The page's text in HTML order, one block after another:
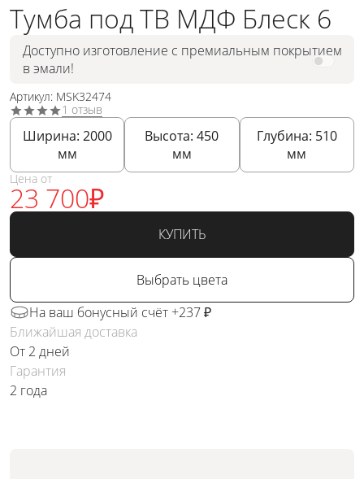
Тумба под ТВ МДФ Блеск 6
Доступно изготовление с премиальным покрытием
в эмали!
Артикул: MSK32474
1 отзыв
Ширина: 2000
мм
Высота:450
мм
Глубина: 510
мм
Цена от
23 700₽
КУПИТЬ
Выбрать цвета
На ваш бонусный счёт +237 ₽
Ближайшая доставка
От 2 дней
Гарантия
2 года